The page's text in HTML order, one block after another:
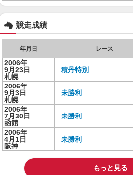
競走成績
年月日 レース
2006年
9月23日
札幌
積丹特別
2006年
9月3日
札幌
未勝利
2006年
7月30日
函館
未勝利
2006年
4月1日
阪神
未勝利
もっと見る